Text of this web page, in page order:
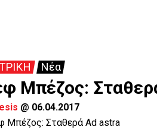
Νέα
Μπέζος:
@ 06.04.2017